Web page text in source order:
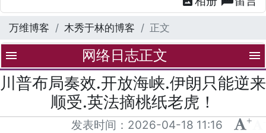
万维博客 木秀于林的博客 正文
menu 网络日志正文 menu
川普布局奏效.开放海峡.伊朗只能逆来
顺受.英法摘桃纸老虎！
发表时间： 2026-04-18 11:16 +